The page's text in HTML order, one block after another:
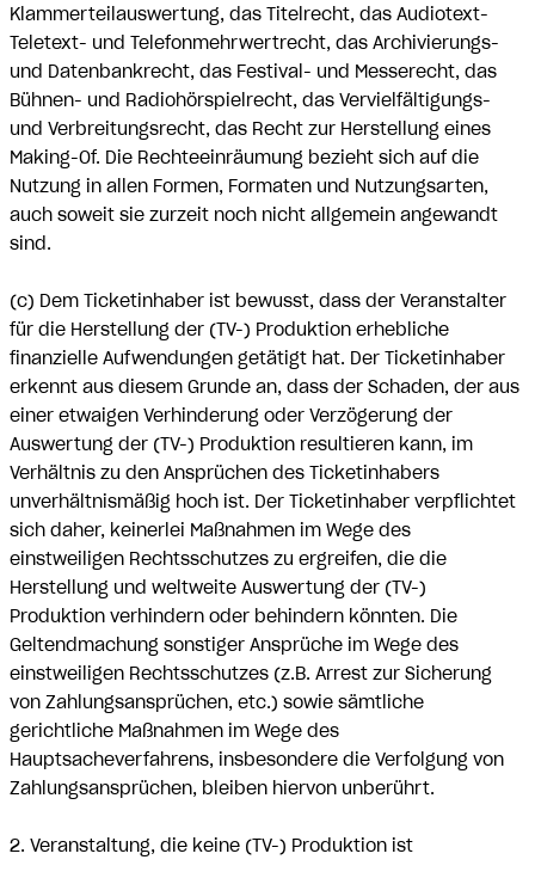
Klammerteilauswertung, das Titelrecht, das Audiotext-
Teletext- und Telefonmehrwertrecht, das Archivierungs-
und Datenbankrecht, das Festival- und Messerecht, das
Bühnen- und Radiohörspielrecht, das Vervielfältigungs-
und Verbreitungsrecht, das Recht zur Herstellung eines
Making-Of. Die Rechteeinräumung bezieht sich auf die
Nutzung in allen Formen, Formaten und Nutzungsarten,
auch soweit sie zurzeit noch nicht allgemein angewandt
sind.
(c) Dem Ticketinhaber ist bewusst, dass der Veranstalter
für die Herstellung der (TV-) Produktion erhebliche
finanzielle Aufwendungen getätigt hat. Der Ticketinhaber
erkennt aus diesem Grunde an, dass der Schaden, der aus
einer etwaigen Verhinderung oder Verzögerung der
Auswertung der (TV-) Produktion resultieren kann, im
Verhältnis zu den Ansprüchen des Ticketinhabers
unverhältnismäßig hoch ist. Der Ticketinhaber verpflichtet
sich daher, keinerlei Maßnahmen im Wege des
einstweiligen Rechtsschutzes zu ergreifen, die die
Herstellung und weltweite Auswertung der (TV-)
Produktion verhindern oder behindern könnten. Die
Geltendmachung sonstiger Ansprüche im Wege des
einstweiligen Rechtsschutzes (z.B. Arrest zur Sicherung
von Zahlungsansprüchen, etc.) sowie sämtliche
gerichtliche Maßnahmen im Wege des
Hauptsacheverfahrens, insbesondere die Verfolgung von
Zahlungsansprüchen, bleiben hiervon unberührt.
2. Veranstaltung, die keine (TV-) Produktion ist